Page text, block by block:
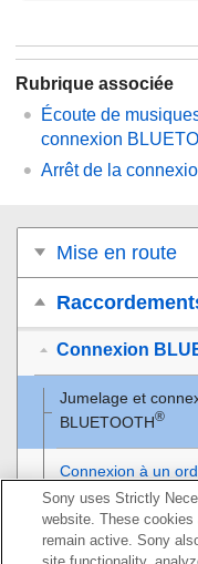
Rubrique associée
Écoute de
connexion
Arrêt de la
Mise en route
Connexion
Jumelage et
BLUETOOTH®
Connexion à un
BLUETOOTH
Connexion à un
Sony uses Strictly
website. These
remain active. Sony